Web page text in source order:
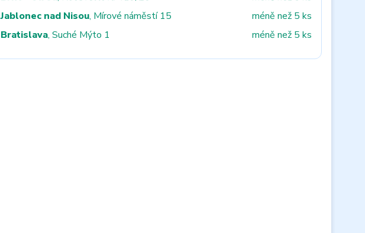
Jablonec nad Nisou, Mírové náměstí 15
méně než 5 ks
Bratislava, Suché Mýto 1 méně než 5 ks